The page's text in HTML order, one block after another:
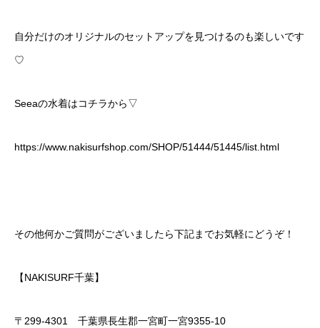
自分だけのオリジナルのセットアップを見つけるのも楽しいです
♡
Seeaの水着はコチラから▽
https://www.nakisurfshop.com/SHOP/51444/51445/list.html
その他何かご質問がございましたら下記までお気軽にどうぞ！
【NAKISURF千葉】
〒299-4301 千葉県長生郡一宮町一宮9355-10